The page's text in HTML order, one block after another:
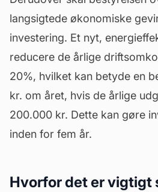
langsigtede økonomiske
investering. Et nyt,
reducere de årlige
20%, hvilket kan betyde en
kr. om året, hvis de årlige
200.000 kr. Dette kan gøre
inden for fem år.
Hvorfor det er vigtigt